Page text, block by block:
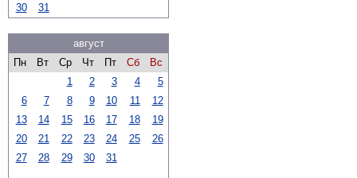
30
31
август
Пн
Вт Ср Чт Пт Сб
Вс
1
2 3 4
5
6
7 8 9 10 11
12
13
14 15 16 17 18
19
20
21 22 23 24 25
26
27
28 29 30 31